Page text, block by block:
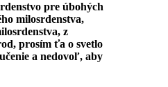
pre úbohých
milosrdenstva,
z
prosím ťa o svetlo
a nedovoľ, aby